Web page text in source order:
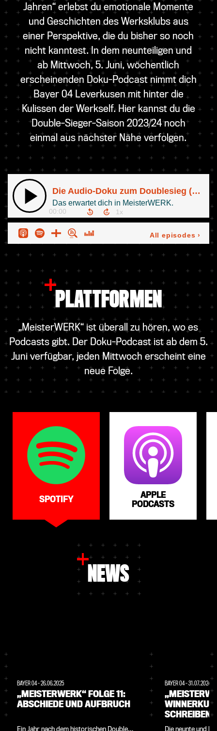
Jahren“ erlebst du emotionale Momente
und Geschichten des Werksklubs aus
einer Perspektive, die du bisher so noch
nicht kanntest. In dem neunteiligen und
ab Mittwoch, 5. Juni, wöchentlich
erscheinenden Doku-Podcast nimmt dich
Bayer 04 Leverkusen mit hinter die
Kulissen der Werkself. Hier kannst du die
Double-Sieger-Saison 2023/24 noch
einmal aus nächster Nähe verfolgen.
PLATTFORMEN
„MeisterWERK“ ist überall zu hören, wo es
Podcasts gibt. Der Doku-Podcast ist ab dem 5.
Juni verfügbar, jeden Mittwoch erscheint eine
neue Folge.
SPOTIFY
APPLE
PODCASTS
NEWS
BAYER 04-26.06.2025
„MEISTERWERK“ FOLGE 11:
ABSCHIEDE UND AUFBRUCH
Ein Jahr nach dem historischen Double
BAYER 04-31.07.2024
SCHREIBEN
Die neunte und